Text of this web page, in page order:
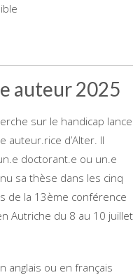
auteur 2025
sur le handicap lance
auteur.rice d’Alter. Il
doctorant.e ou un.e
sa thèse dans les cinq
de la 13ème conférence
Autriche du 8 au 10 juillet
anglais ou en français